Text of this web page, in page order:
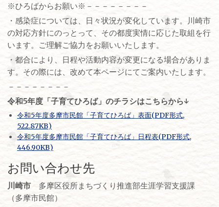
※ひろばからお願い※－－－－－－－－
・感染症については、日々状況が変化しています。川崎市
の対応方針にのっとって、その都度実情に応じた取組を行
います。ご理解ご協力をお願いいたします。
・都合により、日程や活動内容が変更になる場合がありま
す。その際には、改めて本ページにてご案内いたします。
－－－－－－－－
令和5年度「子育てひろば」のチラシはこちらから↓
令和5年度多摩市民館「子育てひろば」表面(PDF形式,
522.87KB)
令和5年度多摩市民館「子育てひろば」日程表(PDF形式,
446.90KB)
お問い合わせ先
川崎市 多摩区役所まちづくり推進部生涯学習支援課
（多摩市民館）